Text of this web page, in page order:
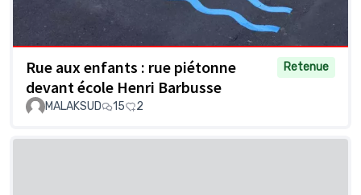
Rue aux enfants : rue piétonne
devant école Henri Barbusse
Retenue
MALAKSUD 15 2